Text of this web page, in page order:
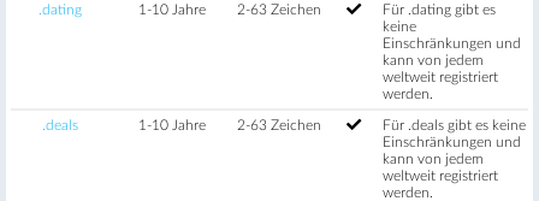
.dating 1-10 Jahre 2-63 Zeichen
Für .dating gibt es
keine
Einschränkungen und
kann von jedem
weltweit registriert
werden.
.deals 1-10 Jahre 2-63 Zeichen
Für .deals gibt es keine
Einschränkungen und
kann von jedem
weltweit registriert
werden.